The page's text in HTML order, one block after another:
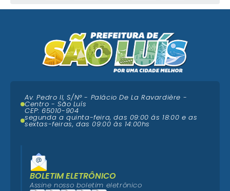
Av. Pedro II, S/N° - Palácio De La Ravardière -
Centro - São Luís
CEP: 65010-904
segunda a quinta-feira, das 09:00 ás 18:00 e as
sextas-feiras, das 09:00 às 14:00hs
BOLETIM ELETRÔNICO
Assine nosso boletim eletrônico